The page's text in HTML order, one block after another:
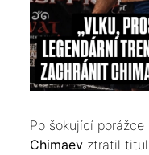
​Po šokující porážce
Chimaev ztratil